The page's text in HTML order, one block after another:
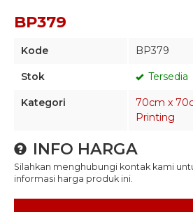
BP379
Kode BP379
Stok Tersedia
Kategori 70cm x
Printing
INFO HARGA
Silahkan menghubungi kontak kami
informasi harga produk ini.